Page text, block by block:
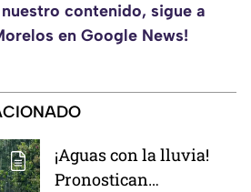
contenido, sigue a
en Google News!
¡Aguas con la lluvia!
Pronostican